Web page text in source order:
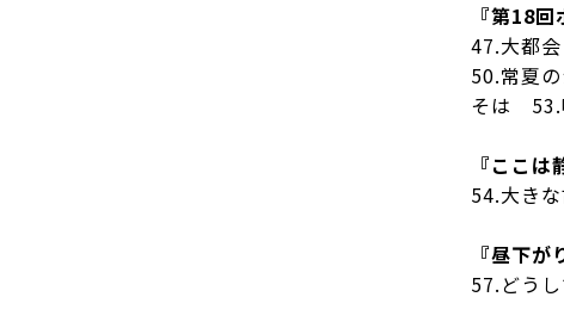
『第18
47.大都
50.常夏
そは 53.
『ここは
54.大き
『昼下が
57.どう